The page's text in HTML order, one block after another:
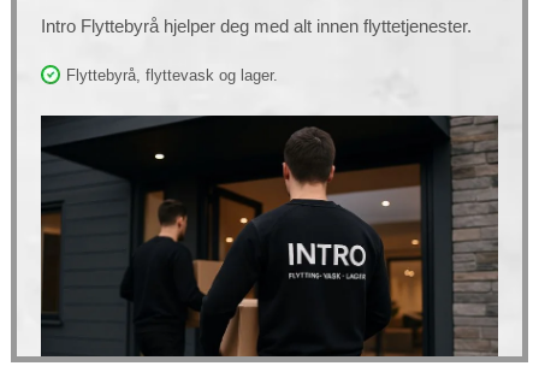
Intro Flyttebyrå hjelper deg med alt innen flyttetjenester.
Flyttebyrå, flyttevask og lager.
They are
to function.
Statistics
In order for
functionality
and
structure,
Experience